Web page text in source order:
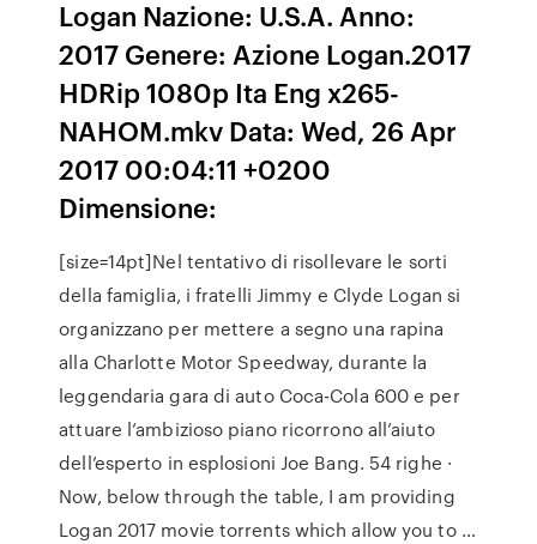
Logan Nazione: U.S.A. Anno:
2017 Genere: Azione Logan.2017
HDRip 1080p Ita Eng x265-
NAHOM.mkv Data: Wed, 26 Apr
2017 00:04:11 +0200
Dimensione:
[size=14pt]Nel tentativo di risollevare le sorti
della famiglia, i fratelli Jimmy e Clyde Logan si
organizzano per mettere a segno una rapina
alla Charlotte Motor Speedway, durante la
leggendaria gara di auto Coca-Cola 600 e per
attuare l’ambizioso piano ricorrono all’aiuto
dell’esperto in esplosioni Joe Bang. 54 righe ·
Now, below through the table, I am providing
Logan 2017 movie torrents which allow you to …